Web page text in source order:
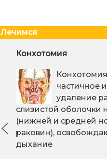
Психологический аспект
Для женской
самооценки
состояние груди имеет
немаловажное значение.
поэтому одной из самых
популярных пластических
Лечимся
Конхотомия
частичное
удаление
слизистой оболочки
(нижней и средней
раковин),
дыхание